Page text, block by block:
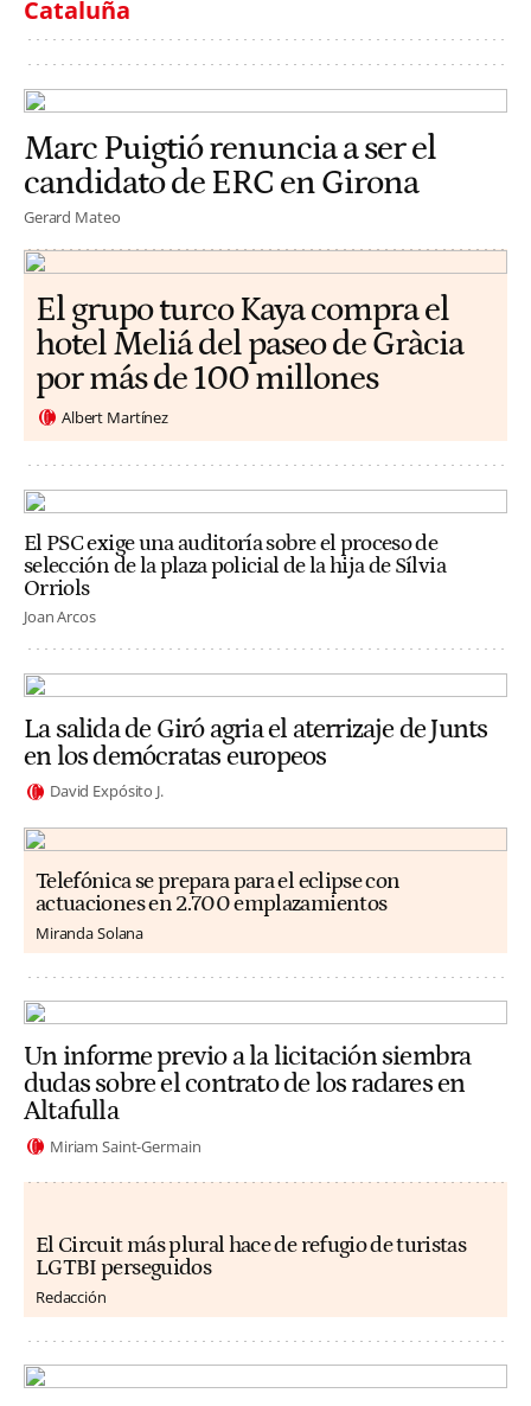
Cataluña
Marc Puigtió renuncia a ser el
candidato de ERC en Girona
Gerard Mateo
El grupo turco Kaya compra el
hotel Meliá del paseo de Gràcia
por más de 100 millones
Albert Martínez
El PSC exige una auditoría sobre el proceso de
selección de la plaza policial de la hija de Sílvia
Orriols
Joan Arcos
La salida de Giró agria el aterrizaje de Junts
en los demócratas europeos
David Expósito J.
Telefónica se prepara para el eclipse con
actuaciones en 2.700 emplazamientos
Miranda Solana
Un informe previo a la licitación siembra
dudas sobre el contrato de los radares en
Altafulla
Miriam Saint-Germain
El Circuit más plural hace de refugio de turistas
LGTBI perseguidos
Redacción